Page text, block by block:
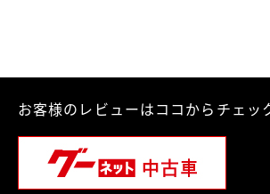
お客様のレビューはココからチェッ